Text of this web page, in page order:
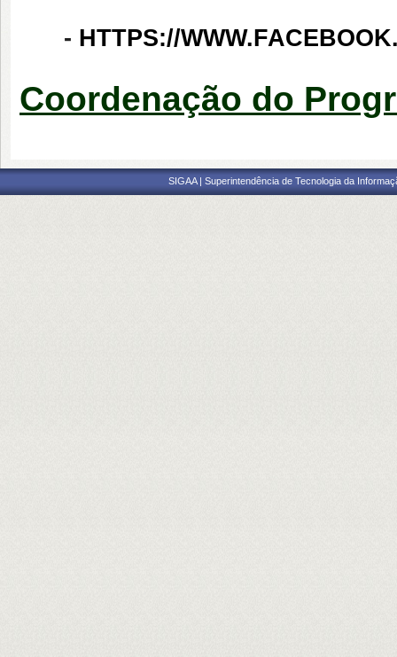
- HTTPS://
Coordenação do
SIGAA | Superintendência de Tecnologia da